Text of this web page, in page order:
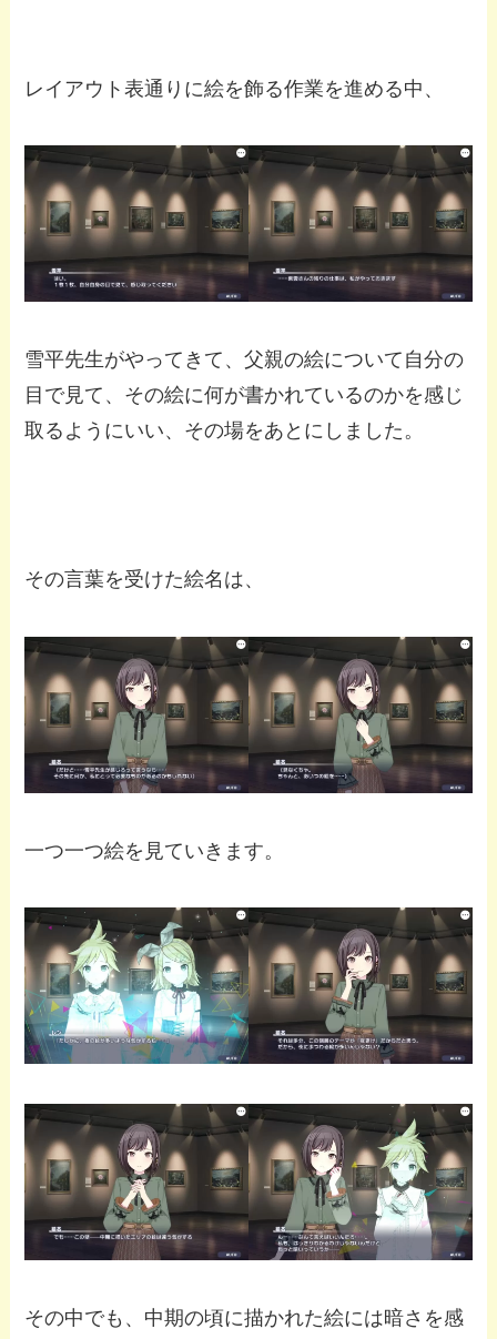
レイアウト表通りに絵を飾る作業を進める中、
雪平先生がやってきて、父親の絵について自分の
目で見て、その絵に何が書かれているのかを感じ
取るようにいい、その場をあとにしました。
その言葉を受けた絵名は、
一つ一つ絵を見ていきます。
その中でも、中期の頃に描かれた絵には暗さを感